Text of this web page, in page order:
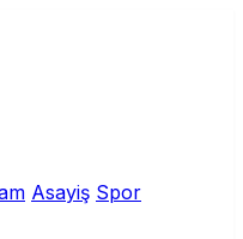
Asayiş Spor